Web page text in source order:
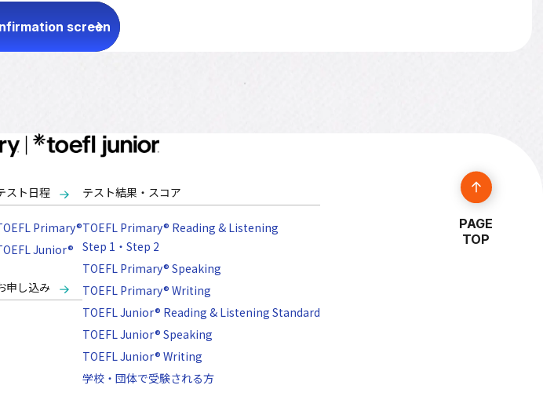
PAGE
TOP
スト日程
Primary®
Junior®
申し込み
テスト結果・スコア
TOEFL Primary® Reading & Listening
Step 1・Step 2
TOEFL Primary® Speaking
TOEFL Primary® Writing
TOEFL Junior® Reading & Listening Standard
TOEFL Junior® Speaking
TOEFL Junior® Writing
学校・団体で受験される方